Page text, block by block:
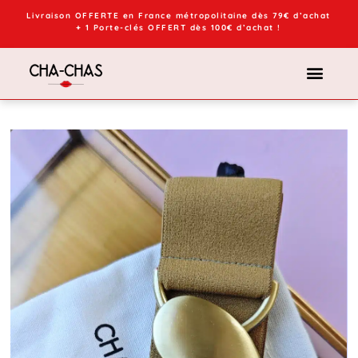
Livraison OFFERTE en France métropolitaine dès 79€ d’achat
+ 1 Porte-clés OFFERT dès 100€ d’achat !